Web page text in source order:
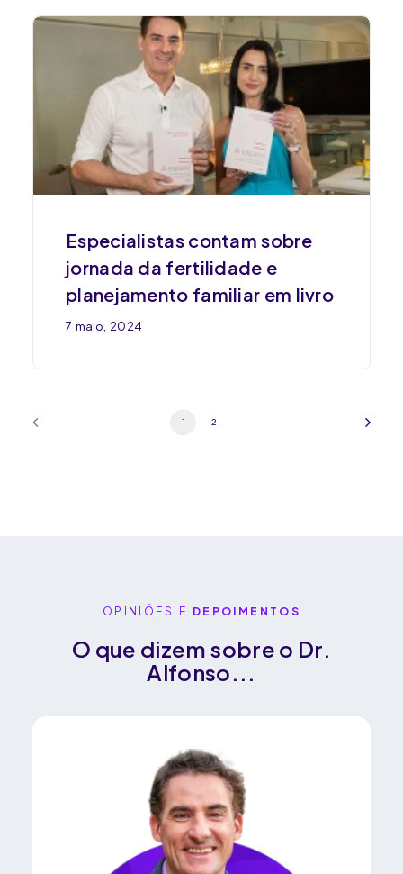
Especialistas contam sobre
jornada da fertilidade e
planejamento familiar em livro
7 maio, 2024
1 2
OPINIÕES E DEPOIMENTOS
O que dizem sobre o Dr.
Alfonso...